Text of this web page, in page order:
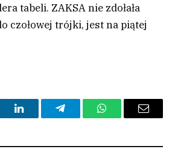
tabeli. ZAKSA nie zdołała
czołowej trójki, jest na piątej
LinkedInTelegramWhatsAppEmail